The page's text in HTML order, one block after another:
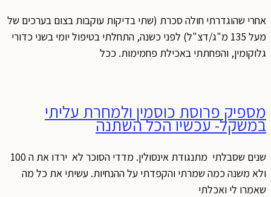
אחרי שהוגדרתי חולה סכרת (שתי בדיקות עוקבות בצום בערכים של
מעל 135 מ"ג/דצ"ל) לפני כשנה, התחלתי בטיפול יומי בשני כדורי
גלוקומין, והפחתתי באכילת פחמימות. ככל
מספיק פרוסת כוסמין ולמחרת עליתי
במשקל- עכשיו הכל השתנה
שנים שסבלתי מתנגודת אינסולין. מדדי הסוכר לא ירדו את ה 100
ולא משנה כמה שמרתי והקפדתי על ההנחיות. עשיתי את כל מה
שאמרו לי ואכלתי